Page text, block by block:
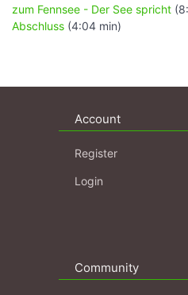
zum Fennsee - Der See spricht
Abschluss (4:04 min)
Account
Register
Login
Community